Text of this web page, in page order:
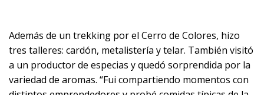
Además de un trekking por el Cerro de Colores, hizo
tres talleres: cardón, metalistería y telar. También visitó
a un productor de especias y quedó sorprendida por la
variedad de aromas. “Fui compartiendo momentos con